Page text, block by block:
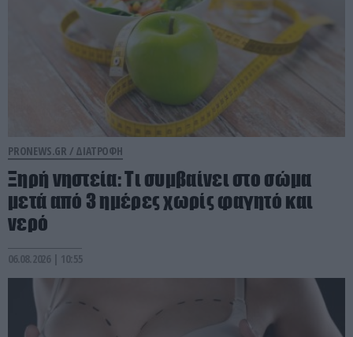
PRONEWS.GR / ΔΙΑΤΡΟΦΗ
Ξηρή νηστεία: Τι συμβαίνει στο σώμα
μετά από 3 ημέρες χωρίς φαγητό και
νερό
06.08.2026 | 10:55